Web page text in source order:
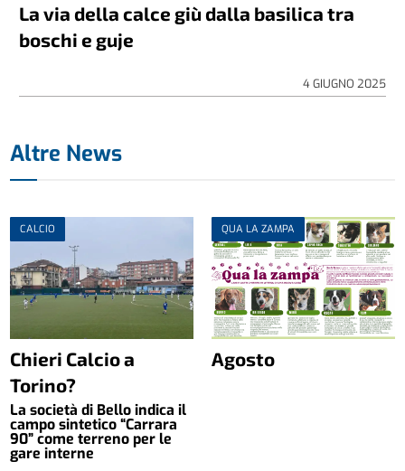
La via della calce giù dalla basilica tra
boschi e guje
4 GIUGNO 2025
Altre News
CALCIO
Chieri Calcio a
Torino?
La società di Bello indica il
campo sintetico “Carrara
90” come terreno per le
gare interne
QUA LA ZAMPA
Agosto